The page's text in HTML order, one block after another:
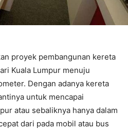
proyek pembangunan kereta
Kuala Lumpur menuju
Dengan adanya kereta
untuk mencapai
atau sebaliknya hanya dalam
dari pada mobil atau bus